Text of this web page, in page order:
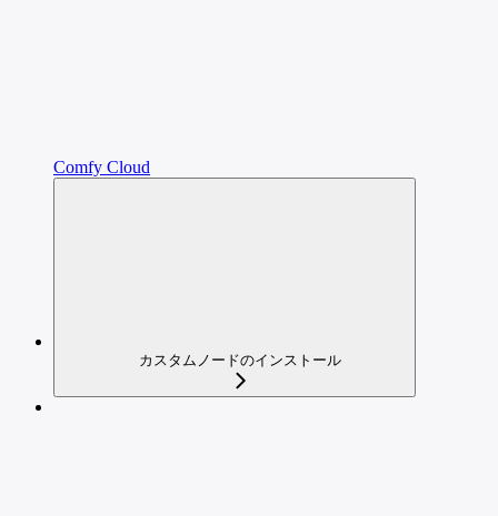
Comfy Cloud
カスタムノードのインストール